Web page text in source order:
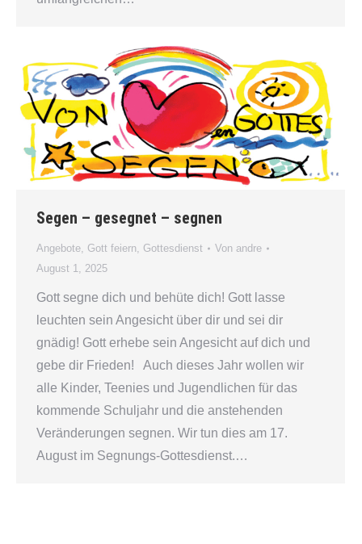
Segen – gesegnet – segnen
Angebote, Gott feiern, Gottesdienst Von andre
August 1, 2025
Gott segne dich und behüte dich! Gott lasse
leuchten sein Angesicht über dir und sei dir
gnädig! Gott erhebe sein Angesicht auf dich und
gebe dir Frieden! Auch dieses Jahr wollen wir
alle Kinder, Teenies und Jugendlichen für das
kommende Schuljahr und die anstehenden
Veränderungen segnen. Wir tun dies am 17.
August im Segnungs-Gottesdienst.…